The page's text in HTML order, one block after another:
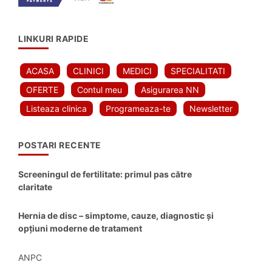
LINKURI RAPIDE
ACASA CLINICI MEDICI
SPECIALITATI
OFERTE
Contul meu
Asigurarea NN
Listeaza clinica
Programeaza-te Newsletter
POSTARI RECENTE
Screeningul de fertilitate: primul pas către
claritate
Hernia de disc – simptome, cauze, diagnostic și
opțiuni moderne de tratament
ANPC